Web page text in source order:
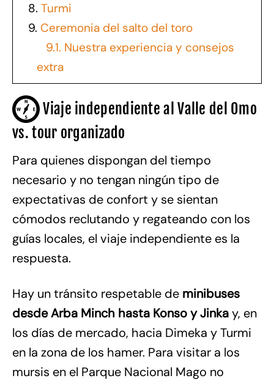
8. Turmi
9. Ceremonia del salto del toro
9.1. Nuestra experiencia y consejos
extra
Viaje independiente al Valle del Omo
vs. tour organizado
Para quienes dispongan del tiempo
necesario y no tengan ningún tipo de
expectativas de confort y se sientan
cómodos reclutando y regateando con los
guías locales, el viaje independiente es la
respuesta.
Hay un tránsito respetable de minibuses
desde Arba Minch hasta Konso y Jinkay, en
los días de mercado, hacia Dimeka y Turmi
en la zona de los hamer. Para visitar a los
mursis en el Parque Nacional Mago no